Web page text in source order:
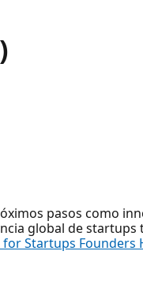
pasos como
global de startups
Startups Founders